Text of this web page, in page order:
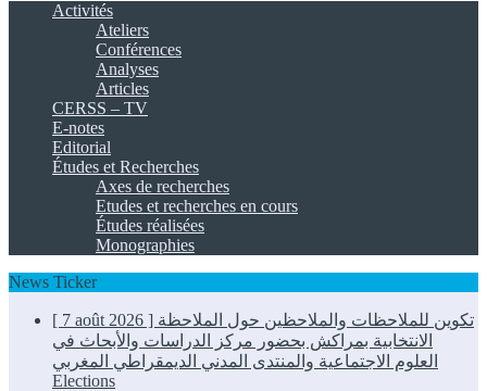
Activités
Ateliers
Conférences
Analyses
Articles
CERSS – TV
E-notes
Editorial
Études et Recherches
Axes de recherches
Etudes et recherches en cours
Études réalisées
Monographies
News Ticker
[ 7 août 2026 ] تكوين للملاحظات والملاحظين حول الملاحظة
الانتخابية بمراكش بحضور مركز الدراسات والأبحاث في
العلوم الاجتماعية والمنتدى المدني الديمقراطي المغربي
Elections